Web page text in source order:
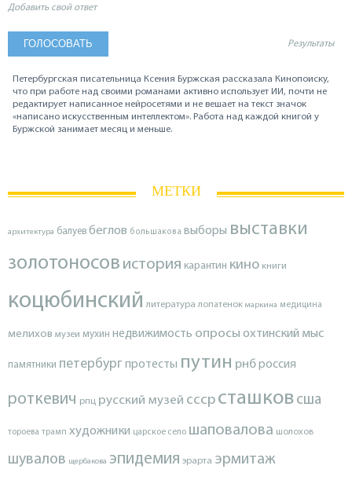
Добавить свой ответ
Результаты
Петербургская писательница Ксения Буржская рассказала Кинопоиску,
что при работе над своими романами активно использует ИИ, почти не
редактирует написанное нейросетями и не вешает на текст значок
«написано искусственным интеллектом». Работа над каждой книгой у
Буржской занимает месяц и меньше.
МЕТКИ
архитектура балуев беглов большакова выборы выставки
золотоносов история карантин кино книги
коцюбинский литература лопатенок маркина медицина
мелихов музеи мухин недвижимость опросы охтинский мыс
памятники петербургпротесты путин рнброссия
роткевич рпц русский музей ссср сташков сша
тороева трамп художники царское село шаповалова шолохов
шувалов щербакова эпидемия эрарта эрмитаж